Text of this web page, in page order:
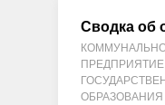
Сводка об